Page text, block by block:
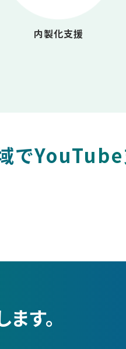
内製化支援
でYouTube
す。